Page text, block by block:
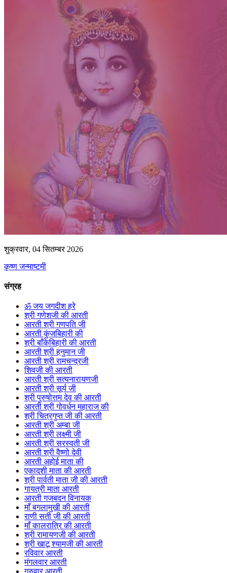
शुक्रवार, 04 सितम्बर 2026
कृष्ण जन्माष्टमी
संग्रह
ॐ जय जगदीश हरे
श्री गणेशजी की आरती
आरती श्री गणपति जी
आरती कुंजबिहारी की
श्री बाँकेबिहारी की आरती
आरती श्री हनुमान जी
आरती श्री रामचन्द्रजी
शिवजी की आरती
आरती श्री सत्यनारायणजी
आरती श्री सूर्य जी
श्री पुरुषोत्तम देव की आरती
आरती श्री गोवर्धन महाराज की
श्री चित्रगुप्त जी की आरती
आरती श्री अम्बा जी
आरती श्री लक्ष्मी जी
आरती श्री सरस्वती जी
आरती श्री वैष्णो देवी
आरती अहोई माता की
एकादशी माता की आरती
श्री पार्वती माता जी की आरती
गायत्री माता आरती
आरती गजबदन विनायक
माँ बगलामुखी की आरती
राणी सती जी की आरती
माँ कालरात्रि की आरती
श्री रामायणजी की आरती
श्री खाटू श्यामजी की आरती
रविवार आरती
मंगलवार आरती